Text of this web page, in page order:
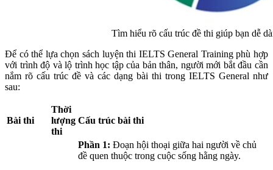
Tìm hiểu rõ cấu trúc đề thi giúp bạn dễ
Để có thể lựa chọn sách luyện thi IELTS General Training phù hợp
với trình độ và lộ trình học tập của bản thân, người mới bắt đầu cần
nắm rõ cấu trúc đề và các dạng bài thi trong IELTS General như
sau:
Bài thi
Thời
lượng
thi
Cấu trúc bài thi
Phần 1: Đoạn hội thoại giữa hai người về chủ
đề quen thuộc trong cuộc sống hằng ngày.